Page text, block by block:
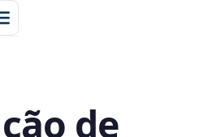
de